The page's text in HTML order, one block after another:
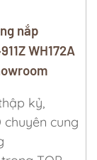
nắp
WH172A
kỷ,
chuyên cung